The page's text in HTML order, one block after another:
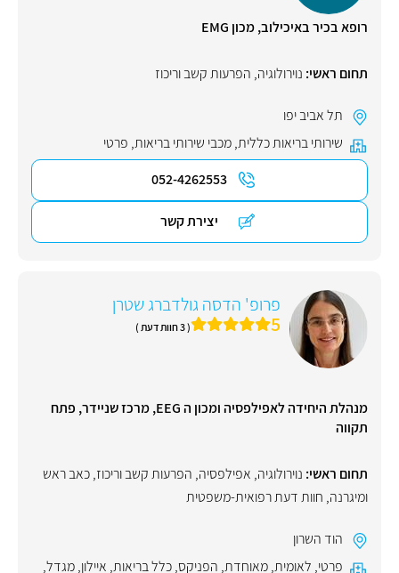
רופא בכיר באיכילוב, מכון EMG
תחום ראשי: נוירולוגיה, הפרעות קשב וריכוז
תל אביב יפו
שירותי בריאות כללית,מכבי שירותי בריאות, פרטי
052-4262553
יצירת קשר
פרופ' הדסה גולדברג שטרן
5 ( 3 חוות דעת )
מנהלת היחידה לאפילפסיה ומכון ה EEG, מרכז שניידר, פתח
תקווה
תחום ראשי: נוירולוגיה, אפילפסיה, הפרעות קשב וריכוז,כאב ראש
ומיגרנה, חוות דעת רפואית-משפטית
הוד השרון
פרטי, לאומית,מאוחדת, הפניקס,כלל בריאות, איילון,מגדל,